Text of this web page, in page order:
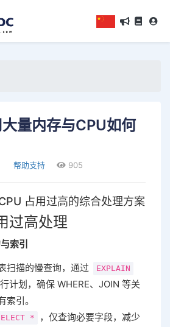
量内存与CPU如何
帮助支持 905
占用过高的综合处理方案
过高处理
索引
扫描的慢查询，通过 EXPLAIN
计划，确保 WHERE、JOIN 等关
索引。
*
，仅查询必要字段，减少